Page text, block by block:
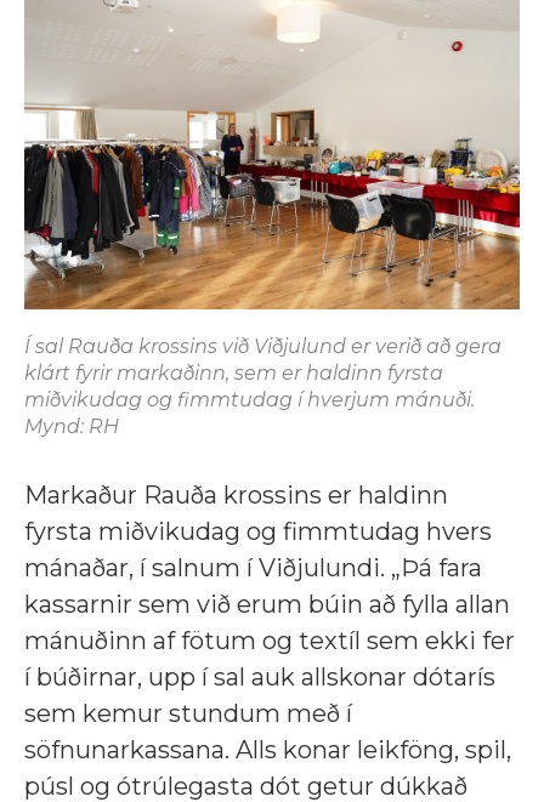
Í sal Rauða krossins við Viðjulund er verið að gera
klárt fyrir markaðinn, sem er haldinn fyrsta
miðvikudag og fimmtudag í hverjum mánuði.
Mynd: RH
Markaður Rauða krossins er haldinn
fyrsta miðvikudag og fimmtudag hvers
mánaðar, í salnum í Viðjulundi. „Þá fara
kassarnir sem við erum búin að fylla allan
mánuðinn af fötum og textíl sem ekki fer
í búðirnar, upp í sal auk allskonar dótarís
sem kemur stundum með í
söfnunarkassana. Alls konar leikföng, spil,
púsl og ótrúlegasta dót getur dúkkað